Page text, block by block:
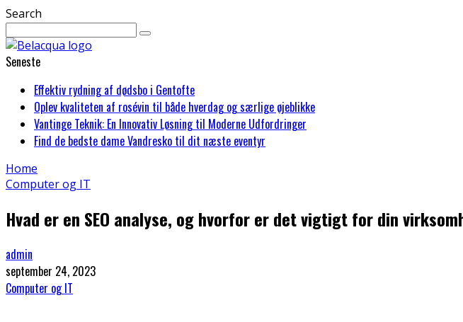
Search
Seneste
Effektiv rydning af dødsbo i Gentofte
Oplev kvaliteten af rosévin til både hverdag og særlige øjeblikke
Vantinge Teknik: En Innovativ Løsning til Moderne Udfordringer
Find de bedste dame Vandresko til dit næste eventyr
Home
Computer og IT
Hvad er en SEO analyse, og hvorfor er det vigtigt for din
admin
september 24, 2023
Computer og IT